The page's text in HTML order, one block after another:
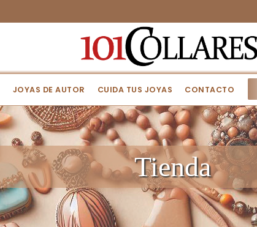
JOYAS DE AUTOR CUIDA TUS JOYAS CONTACTO
Tienda